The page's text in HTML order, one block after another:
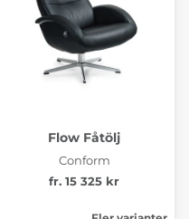
Tyg B Evita pear
Flow Fåtölj
Conform
fr. 15 325 kr